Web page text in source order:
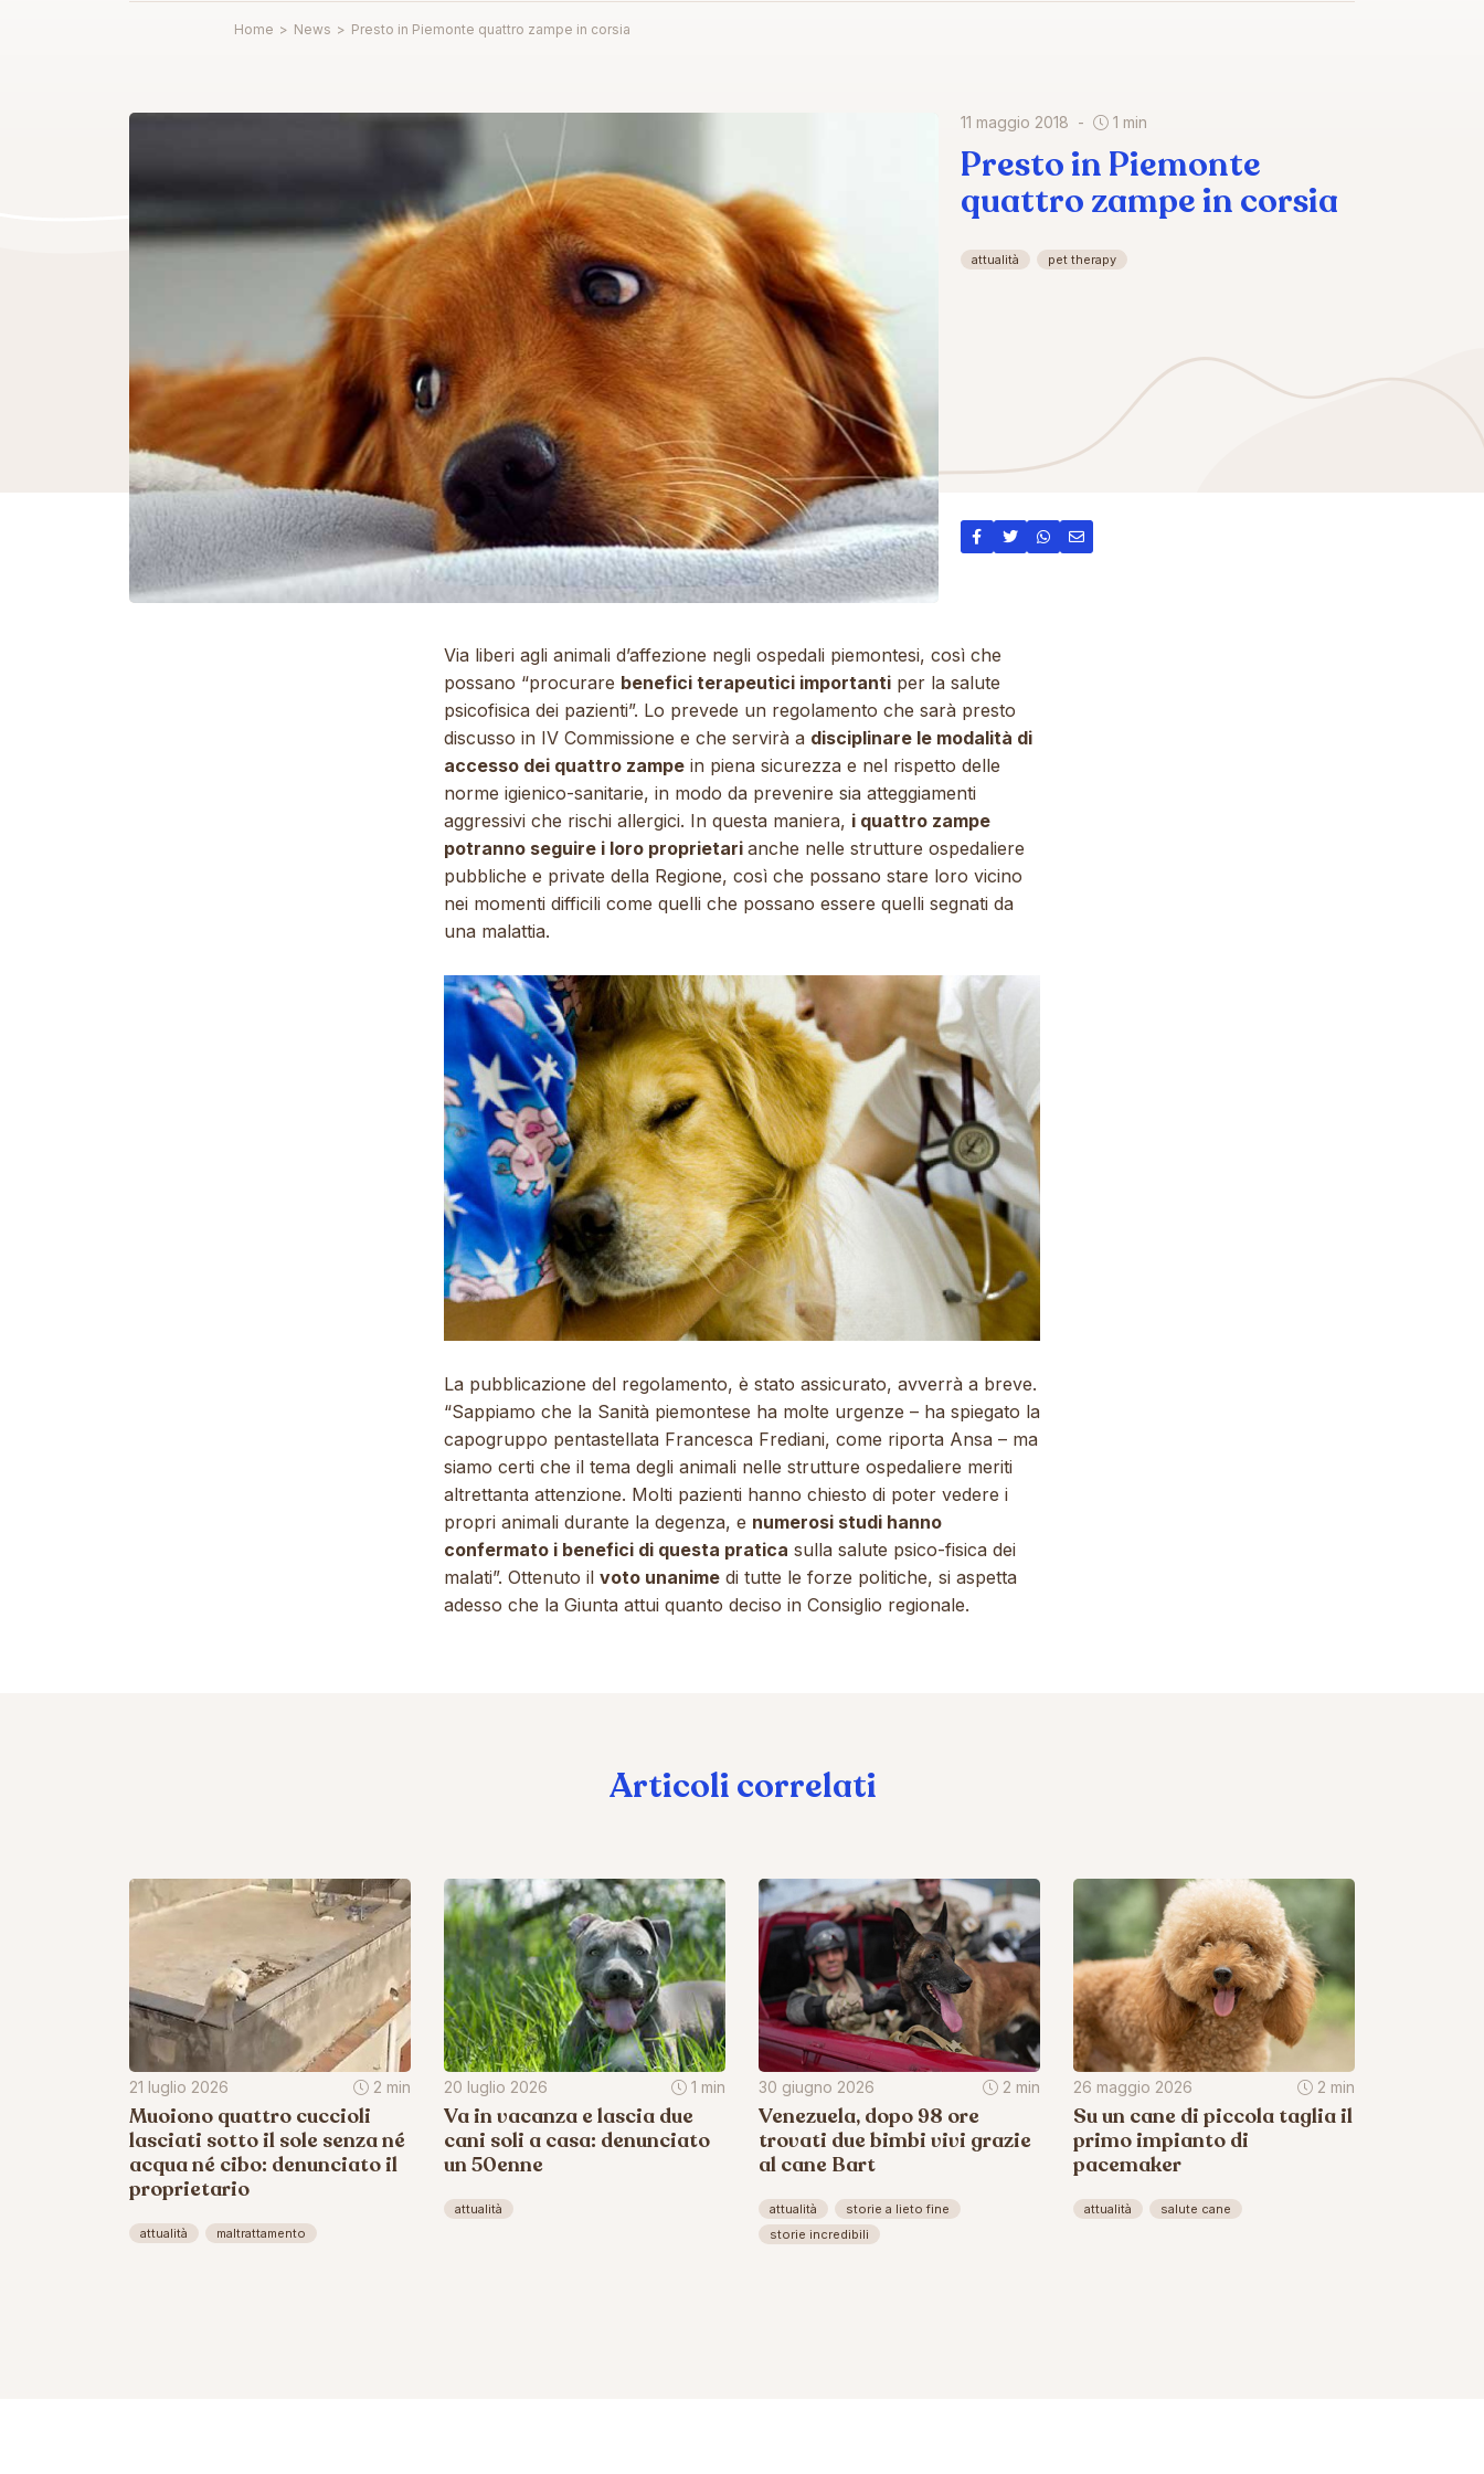
Home > News > Presto in Piemonte quattro zampe in corsia
11 maggio 2018 1 min
Presto in Piemonte
quattro zampe in corsia
attualità pet therapy
Via liberi agli animali d’affezione negli ospedali piemontesi, così che
possano “procurare benefici terapeutici importanti per la salute
psicofisica dei pazienti”. Lo prevede un regolamento che sarà presto
discusso in IV Commissione e che servirà a disciplinare le modalità di
accesso dei quattro zampe in piena sicurezza e nel rispetto delle
norme igienico-sanitarie, in modo da prevenire sia atteggiamenti
aggressivi che rischi allergici. In questa maniera, i quattro zampe
potranno seguire i loro proprietari anche nelle strutture ospedaliere
pubbliche e private della Regione, così che possano stare loro vicino
nei momenti difficili come quelli che possano essere quelli segnati da
una malattia.
La pubblicazione del regolamento, è stato assicurato, avverrà a breve.
“Sappiamo che la Sanità piemontese ha molte urgenze – ha spiegato la
capogruppo pentastellata Francesca Frediani, come riporta Ansa – ma
siamo certi che il tema degli animali nelle strutture ospedaliere meriti
altrettanta attenzione. Molti pazienti hanno chiesto di poter vedere i
propri animali durante la degenza, e numerosi studi hanno
confermato i benefici di questa pratica sulla salute psico-fisica dei
malati”. Ottenuto il voto unanime di tutte le forze politiche, si aspetta
adesso che la Giunta attui quanto deciso in Consiglio regionale.
Articoli correlati
21 luglio 2026 2 min
Muoiono quattro cuccioli
lasciati sotto il sole senza né
acqua né cibo: denunciato il
proprietario
attualità maltrattamento
20 luglio 2026 1 min
Va in vacanza e lascia due
cani soli a casa: denunciato
un 50enne
attualità
30 giugno 2026 2 min
Venezuela, dopo 98 ore
trovati due bimbi vivi grazie
al cane Bart
attualità
storie a lieto fine
storie incredibili
26 maggio 2026 2 min
Su un cane di piccola taglia il
primo impianto di
pacemaker
attualità salute cane